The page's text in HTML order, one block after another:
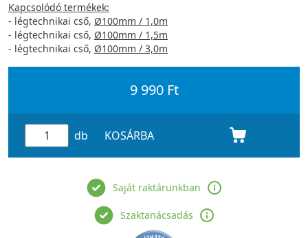
Kapcsolódó termékek:
- légtechnikai cső, Ø100mm / 1,0m
- légtechnikai cső, Ø100mm / 1,5m
- légtechnikai cső, Ø100mm / 3,0m
9 990 Ft
db KOSÁRBA
Saját raktárunkban
Szaktanácsadás